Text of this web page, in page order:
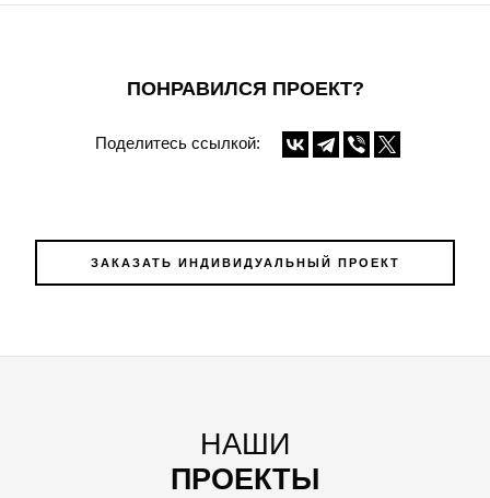
ПОНРАВИЛСЯ ПРОЕКТ?
Поделитесь ссылкой:
ЗАКАЗАТЬ ИНДИВИДУАЛЬНЫЙ ПРОЕКТ
НАШИ
ПРОЕКТЫ